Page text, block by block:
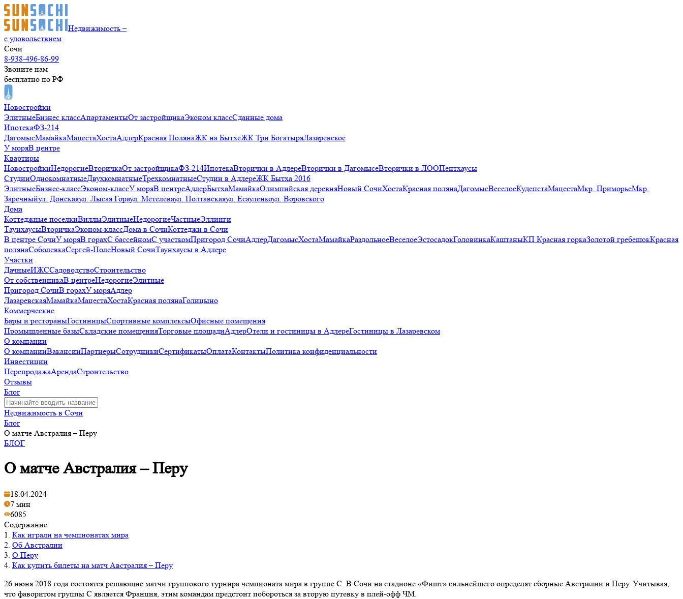
Недвижимость –
с удовольствием
Сочи
8-938-496-86-99
Звоните нам
бесплатно по РФ
Новостройки
ЭлитныеБизнес классАпартаментыОт застройщикаЭконом классСданные дома
ИпотекаФЗ-214
ДагомысМамайкаМацестаХостаАдлерКрасная ПолянаЖК на БытхеЖК Три БогатыряЛазаревское
У моряВ центре
Квартиры
НовостройкиНедорогиеВторичкаОт застройщикаФЗ-214ИпотекаВторички в АдлереВторички в ДагомысеВторички в ЛООПентхаусы
СтудииОднокомнатныеДвухкомнатныеТрехкомнатныеСтудии в АдлереЖК Бытха 2016
ЭлитныеБизнес-классЭконом-классУ моряВ центреАдлерБытхаМамайкаОлимпийская деревняНовый СочиХостаКрасная полянаДагомысВеселоеКудепстаМацестаМкр. ПриморьеМкр.
Заречныйул. Донскаяул. Лысая Гораул. Метелеваул. Полтавскаяул. Есауленкоул. Воровского
Дома
Коттеджные поселкиВиллыЭлитныеНедорогиеЧастныеЭллинги
ТаунхаусыВторичкаЭконом-классДома в СочиКоттеджи в Сочи
В центре СочиУ моряВ горахС бассейномС участкомПригород СочиАдлерДагомысХостаМамайкаРаздольноеВеселоеЭстосадокГоловинкаКаштаныКП Красная горкаЗолотой гребешокКрасная
полянаСоболевкаСергей-ПолеНовый СочиТаунхаусы в Адлере
Участки
ДачныеИЖССадоводствоСтроительство
От собственникаВ центреНедорогиеЭлитные
Пригород СочиВ горахУ моряАдлер
ЛазаревскаяМамайкаМацестаХостаКрасная полянаГолицыно
Коммерческие
Бары и рестораныГостиницыСпортивные комплексыОфисные помещения
Промышленные базыСкладские помещенияТорговые площадиАдлерОтели и гостиницы в АдлереГостиницы в Лазаревском
О компании
О компанииВакансииПартнерыСотрудникиСертификатыОплатаКонтактыПолитика конфиденциальности
Инвестиции
ПерепродажаАрендаСтроительство
Отзывы
Блог
Недвижимость в Сочи
Блог
О матче Австралия – Перу
БЛОГ
О матче Австралия – Перу
18.04.2024
7 мин
6085
Содержание
1. Как играли на чемпионатах мира
2. Об Австралии
3. О Перу
4. Как купить билеты на матч Австралия – Перу
26 июня 2018 года состоятся решающие матчи группового турнира чемпионата мира в группе С. В Сочи на стадионе «Фишт» сильнейшего определят сборные Австралии и Перу. Учитывая,
что фаворитом группы С является Франция, этим командам предстоит побороться за вторую путевку в плей-офф ЧМ.